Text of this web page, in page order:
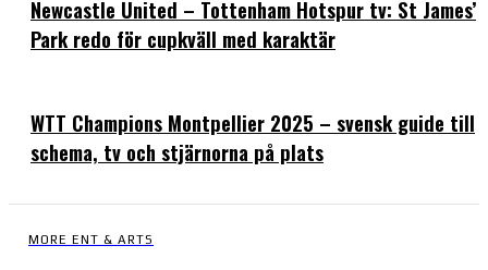
Newcastle United – Tottenham Hotspur tv: St James’
Park redo för cupkväll med karaktär
WTT Champions Montpellier 2025 – svensk guide till
schema, tv och stjärnorna på plats
MORE ENT & ARTS